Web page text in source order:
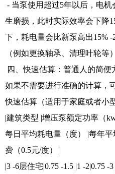
- 当泵使用超过5年以后，电
生磨损，此时实际效率会下降
下，耗电量会比新泵高出15%
（例如更换轴承、清理叶轮等
四、快速估算：普通人的简便
如果不需要进行准确的计算，
快速估算（适用于家庭或者小
|建筑类型 |增压泵额定功率（
每日平均耗电量（度） |每年
费（0.5元/度） |
|3 -6层住宅|0.75 -1.5 |1 -2|0.75 -